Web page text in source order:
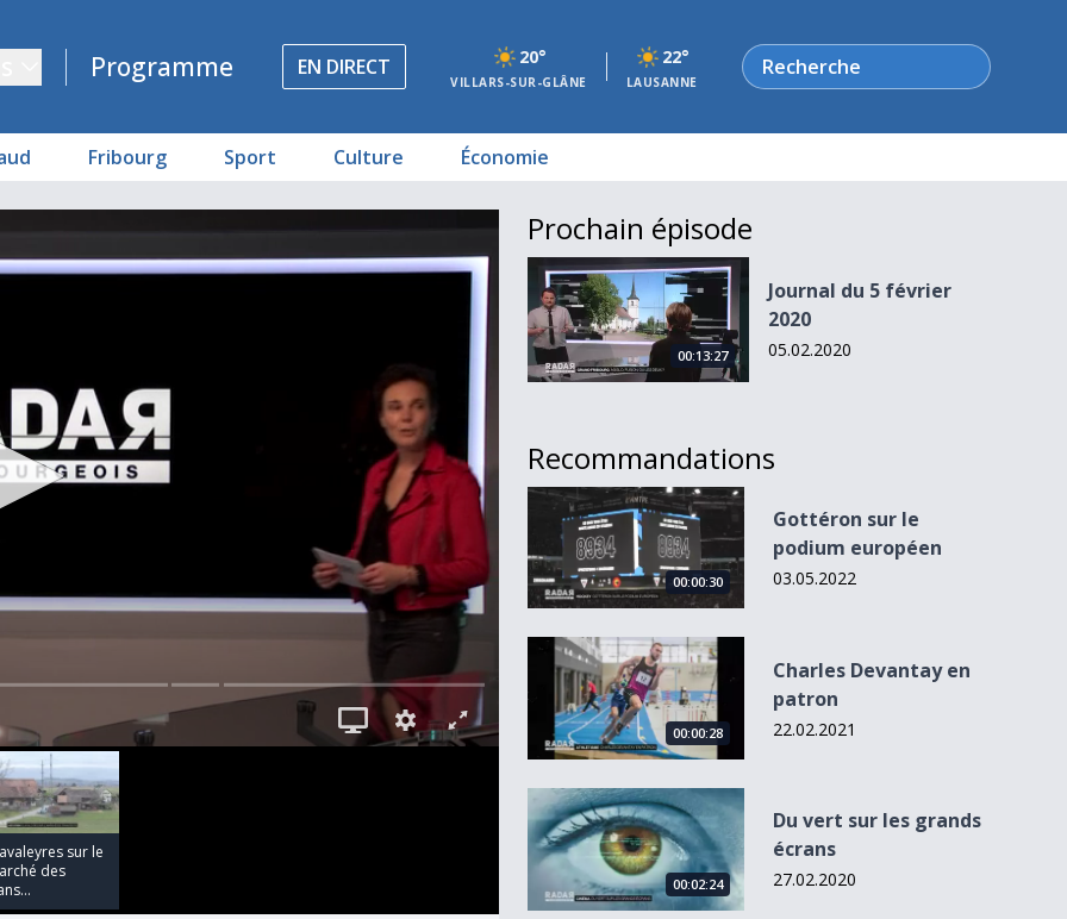
Programme EN DIRECT 20°
VILLARS-SUR-GLÂNE
22°
LAUSANNE
Rechercher
Fribourg Sport Culture Économie
sur le
des
Prochain épisode
Journal du 5 février 2020
00:13:27
Journal du 5 février
2020
05.02.2020
Recommandations
Gottéron sur le podium européen
00:00:30
Gottéron sur le
podium européen
03.05.2022
Charles Devantay en patron
00:00:28
Charles Devantay en
patron
22.02.2021
Du vert sur les grands écrans
00:02:24
Du vert sur les grands
écrans
27.02.2020